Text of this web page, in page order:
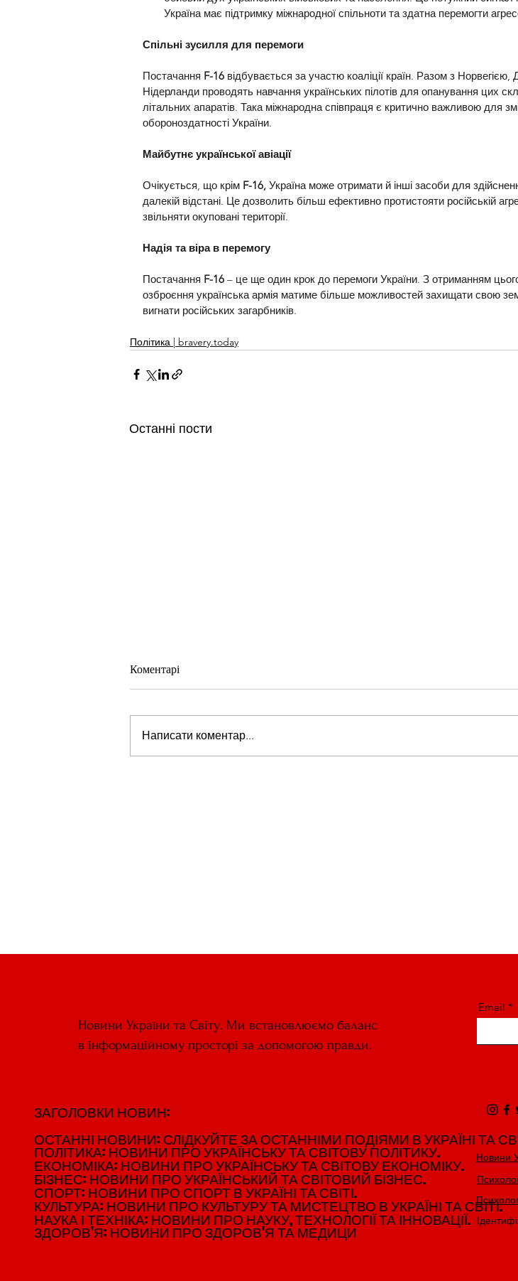
Україна має підтримку міжнародної спільноти та здатна перемогти
Спільні зусилля для перемоги
Постачання F-16 відбувається за участю коаліції країн. Разом з Норвегією,
Нідерланди проводять навчання українських пілотів для опанування цих
літальних апаратів. Така міжнародна співпраця є критично важливою для
обороноздатності України.
Майбутнє української авіації
Очікується, що крім F-16, Україна може отримати й інші засоби для
далекій відстані. Це дозволить більш ефективно протистояти російській
звільняти окуповані території.
Надія та віра в перемогу
Постачання F-16 – це ще один крок до перемоги України. З отриманням
озброєння українська армія матиме більше можливостей захищати свою
вигнати російських загарбників.
Політика | bravery.today
Останні пости
Коментарі
Написати коментар...
Новини України та Світу. Ми встановлюємо баланс
в інформаційному просторі за допомогою правди.
ЗАГОЛОВКИ НОВИН:
ОСТАННІ НОВИНИ: СЛІДКУЙТЕ ЗА ОСТАННІМИ ПОДІЯМИ В УКРАЇНІ ТА
ПОЛІТИКА: НОВИНИ ПРО УКРАЇНСЬКУ ТА СВІТОВУ ПОЛІТИКУ.
ЕКОНОМІКА: НОВИНИ ПРО УКРАЇНСЬКУ ТА СВІТОВУ ЕКОНОМІКУ.
БІЗНЕС: НОВИНИ ПРО УКРАЇНСЬКИЙ ТА СВІТОВИЙ БІЗНЕС.
СПОРТ: НОВИНИ ПРО СПОРТ В УКРАЇНІ ТА СВІТІ.
КУЛЬТУРА: НОВИНИ ПРО КУЛЬТУРУ ТА МИСТЕЦТВО В УКРАЇНІ ТА СВІТІ.
НАУКА І ТЕХНІКА: НОВИНИ ПРО НАУКУ, ТЕХНОЛОГІЇ ТА ІННОВАЦІЇ.
ЗДОРОВ'Я: НОВИНИ ПРО ЗДОРОВ'Я ТА МЕДИЦИ
ЗАГОЛОВКИ НОВИН:
ОСТАННІ НОВИНИ: СЛІДКУЙТЕ ЗА ОСТАННІМИ ПОДІЯМИ В УКРАЇНІ ТА
ПОЛІТИКА: НОВИНИ ПРО УКРАЇНСЬКУ ТА СВІТОВУ ПОЛІТИКУ.
ЕКОНОМІКА: НОВИНИ ПРО УКРАЇНСЬКУ ТА СВІТОВУ ЕКОНОМІКУ.
БІЗНЕС: НОВИНИ ПРО УКРАЇНСЬКИЙ ТА СВІТОВИЙ БІЗНЕС.
СПОРТ: НОВИНИ ПРО СПОРТ В УКРАЇНІ ТА СВІТІ.
КУЛЬТУРА: НОВИНИ ПРО КУЛЬТУРУ ТА МИСТЕЦТВО В УКРАЇНІ ТА СВІТІ.
НАУКА І ТЕХНІКА: НОВИНИ ПРО НАУКУ, ТЕХНОЛОГІЇ ТА ІННОВАЦІЇ.
ЗДОРОВ'Я: НОВИНИ ПРО ЗДОРОВ'Я ТА МЕДИЦИ
Email
Новини